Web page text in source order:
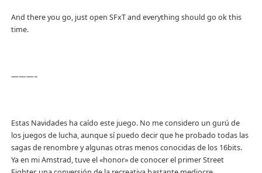
And there you go, just open SFxT and everything should go ok this
time.
———–
Estas Navidades ha caído este juego. No me considero un gurú de
los juegos de lucha, aunque sí puedo decir que he probado todas las
sagas de renombre y algunas otras menos conocidas de los 16bits.
Ya en mi Amstrad, tuve el «honor» de conocer el primer Street